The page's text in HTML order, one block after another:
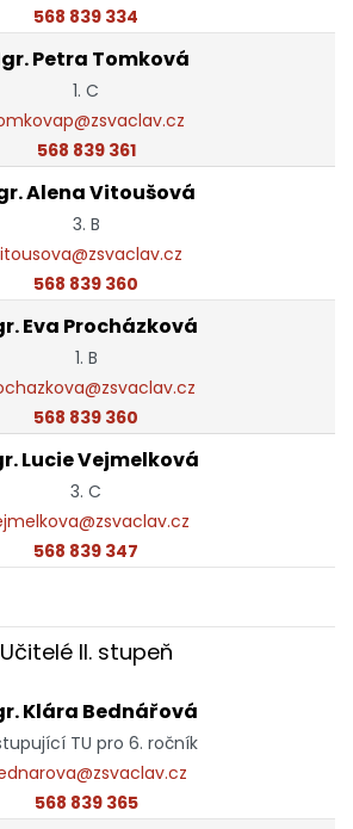
568 839 334
Petra Tomková
1. C
568 839 361
Alena Vitoušová
3. B
568 839 360
Eva Procházková
1. B
568 839 360
Lucie Vejmelková
3. C
568 839 347
Učitelé II. stupeň
Klára Bednářová
TU pro 6. ročník
568 839 365